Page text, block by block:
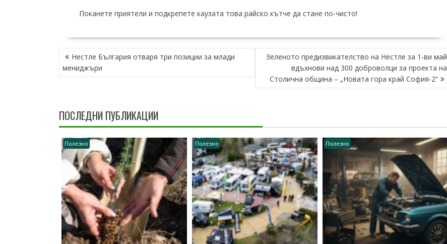
Поканете приятели и подкрепете каузата това райско кътче да стане по-чисто!
НАВИГАЦИЯ
Нестле България отваря три позиции за млади
мениджъри
Зеленото предизвикателство на Нестле за 1-ви май
вдъхнови над 300 доброволци за проекта на
Столична община – „Новата гора край София-2“
ПОСЛЕДНИ ПУБЛИКАЦИИ
Полезно Полезно Полезно